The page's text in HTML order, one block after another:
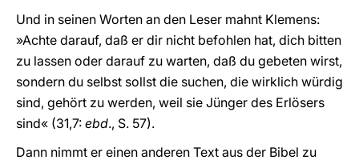
Und in seinen Worten an den Leser mahnt Klemens:
»Achte darauf, daß er dir nicht befohlen hat, dich bitten
zu lassen oder darauf zu warten, daß du gebeten wirst,
sondern du selbst sollst die suchen, die wirklich würdig
sind, gehört zu werden, weil sie Jünger des Erlösers
sind« (31,7: ebd., S. 57).
Dann nimmt er einen anderen Text aus der Bibel zu